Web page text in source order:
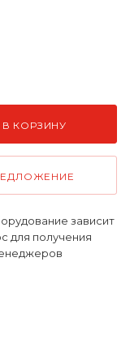
В КОРЗИНУ
зависит
для получения